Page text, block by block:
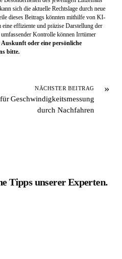
sich die aktuelle Rechtslage durch neue
dieses Beitrags könnten mithilfe von KI-
effiziente und präzise Darstellung der
Kontrolle können Irrtümer
Auskunft oder eine persönliche
bitte.
»
NÄCHSTER BEITRAG
Geschwindigkeitsmessung
durch Nachfahren
Tipps unserer Experten.